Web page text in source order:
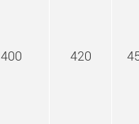
400 420